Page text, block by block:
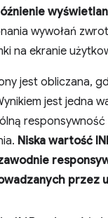
wywołań
na ekranie
jest obliczana,
jest jedna
responsywność
Niska wartość
przez